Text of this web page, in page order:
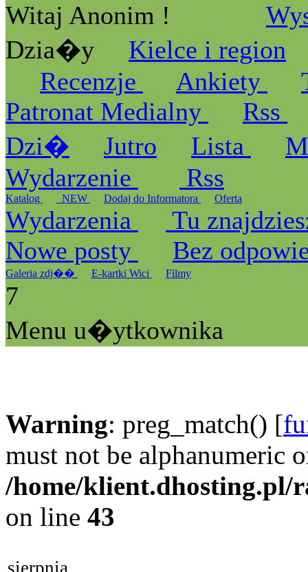
Witaj Anonim !
Dzia�y
Kielce i region
Recenzje
Ankiety
Patronat Medialny
Rss
Dzi�
Jutro Lista
Wydarzenie
Rss
Katalog _NEW Dodaj do Informatora Oferta
Wydarzenia
Tu
Nowe posty
Bez
Galeria zdj�� E-kartki Wici Filmy
7
Menu u�ytkownika
Warning: preg_match() [
must not be alphanumeric
/home/klient.dhosting.pl/
on line 43
sierpnia